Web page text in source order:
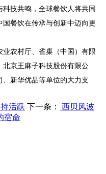
技共鸣，全球餐饮人将共同
餐饮在传承与创新中迈向更
农村厅、雀巢（中国）有限
京王麻子科技股份有限公
新华优品等单位的大力支
活跃 下一条：
西贝风波
宿命